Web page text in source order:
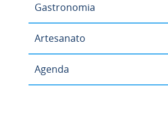
Gastronomia
Artesanato
Agenda